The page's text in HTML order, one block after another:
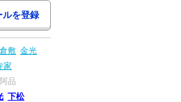
敷 金光
家
阿品
下松